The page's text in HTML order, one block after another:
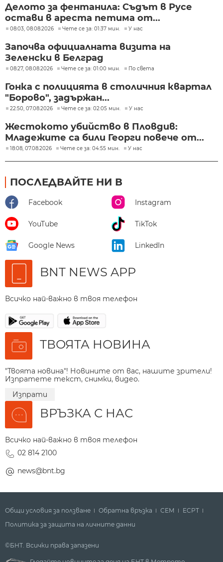
Делото за фентанила: Съдът в Русе
остави в ареста петима от...
08:03, 08.08.2026 Чете се за: 01:37 мин. У нас
Започва официалната визита на
Зеленски в Белград
08:27, 08.08.2026 Чете се за: 01:00 мин. По света
Гонка с полицията в столичния квартал
"Борово", задържан...
22:50, 07.08.2026 Чете се за: 02:05 мин. У нас
Жестокото убийство в Пловдив:
Младежите са били Георги повече от...
18:08, 07.08.2026 Чете се за: 04:55 мин. У нас
ПОСЛЕДВАЙТЕ НИ В
Facebook Instagram
YouTube TikTok
Google News LinkedIn
BNT NEWS APP
Всичко най-важно в твоя телефон
ТВОЯТА НОВИНА
"Твоята новина"! Новините от вас, нашите зрители!
Изпратете текст, снимки, видео.
Изпрати
ВРЪЗКА С НАС
Всичко най-важно в твоя телефон
02 814 2100
news@bnt.bg
Общи условия за ползване Обратна връзка СЕМ
ECPT
Политика за защита на личните данни
©БНТ. Всички права запазени